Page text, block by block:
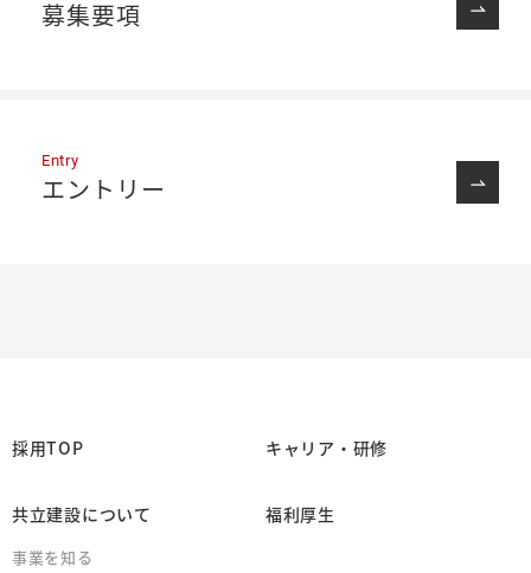
募集要項
Entry
エントリー
採用TOP
共立建設について
事業を知る
キャリア・研修
福利厚生